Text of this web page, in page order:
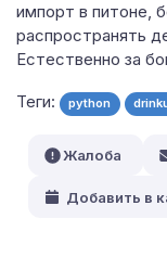
импорт в питоне,
распространять
Естественно за
Теги: python
Жалоба
Добавить в